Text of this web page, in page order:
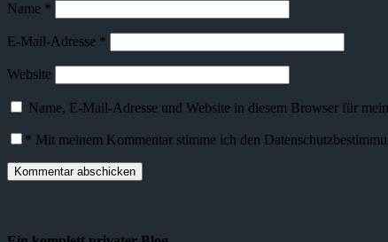
Name *
E-Mail-Adresse *
Website
Name, E-Mail-Adresse und Website in diesem Browser für
* Mit meinem Kommentar stimme ich den